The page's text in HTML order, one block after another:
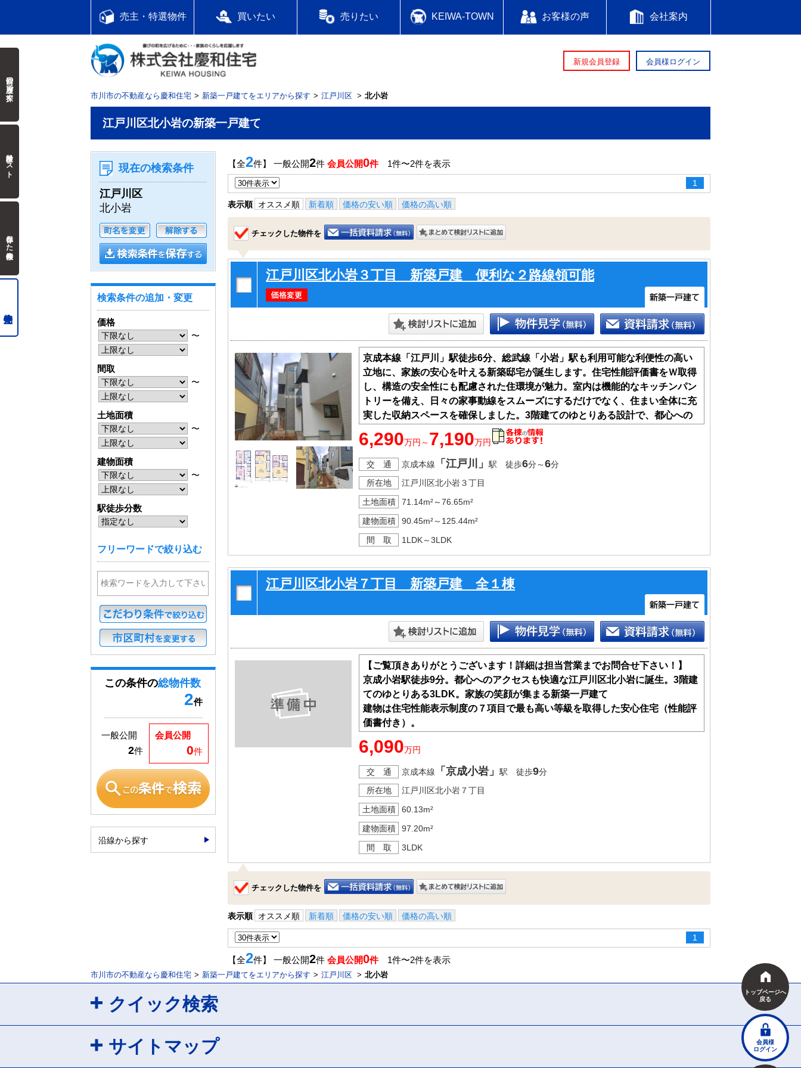
売主・特選物件 買いたい 売りたい KEIWA-TOWN お客様の声 会社案内
新規会員登録 会員様ログイン
市川市の不動産なら慶和住宅 新築一戸建てをエリアから探す 江戸川区 北小岩
江戸川区北小岩の新築一戸建て
【全2件】 一般公開2件 会員公開0件1件〜2件を表示
1
表示順 オススメ順 新着順 価格の安い順 価格の高い順
チェックした物件を
江戸川区北小岩３丁目 新築戸建 便利な２路線領可能
京成本線「江戸川」駅徒歩6分、総武線「小岩」駅も利用可能な利便性の高い
立地に、家族の安心を叶える新築邸宅が誕生します。住宅性能評価書をＷ取得
し、構造の安全性にも配慮された住環境が魅力。室内は機能的なキッチンパン
トリーを備え、日々の家事動線をスムーズにするだけでなく、住まい全体に充
実した収納スペースを確保しました。3階建てのゆとりある設計で、都心への
アクセスと快適な暮らしの両立を目指す方に、自信を持っておすすめしたい一
邸です。
6,290万円～ 7,190万円
交 通 京成本線 「江戸川」 駅 徒歩6分～6分
所在地
江戸川区北小岩３丁目
土地面積
71.14m²～76.65m²
建物面積
90.45m²～125.44m²
間 取
1LDK～3LDK
江戸川区北小岩７丁目 新築戸建 全１棟
【ご覧頂きありがとうございます！詳細は担当営業までお問合せ下さい！】
京成小岩駅徒歩9分。都心へのアクセスも快適な江戸川区北小岩に誕生。3階建
てのゆとりある3LDK。家族の笑顔が集まる新築一戸建て
建物は住宅性能表示制度の７項目で最も高い等級を取得した安心住宅（性能評
価書付き）。
■最長３５年住宅保証システム
■フラット３５Ｓ利用可能
■地盤サポートシステム２０年保証
■安心無料定期点検
6,090万円
交 通 京成本線 「京成小岩」 駅 徒歩9分
所在地
江戸川区北小岩７丁目
土地面積
60.13m²
建物面積
97.20m²
間 取
3LDK
チェックした物件を
表示順 オススメ順 新着順 価格の安い順 価格の高い順
1
【全2件】 一般公開2件 会員公開0件1件〜2件を表示
現在の検索条件
江戸川区
北小岩
検索条件の追加・変更
価格
〜
間取
〜
土地面積
〜
建物面積
〜
駅徒歩分数
フリーワードで絞り込む
この条件の総物件数
2件
会員公開
0件
一般公開
2件
沿線から探す
市川市の不動産なら慶和住宅 新築一戸建てをエリアから探す 江戸川区 北小岩
クイック検索
サイトマップ
トップページへ
戻る
会員様
ログイン
前回の履歴で探す
検討中リスト
保存した検索条件